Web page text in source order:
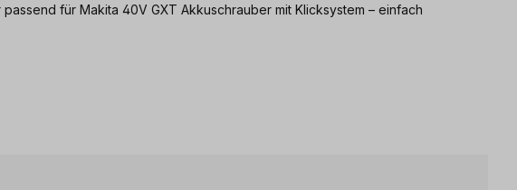
für Makita 40V GXT Akkuschrauber mit Klicksystem – einfach